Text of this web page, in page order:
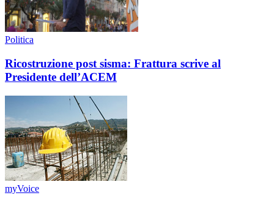
Politica
Ricostruzione post sisma: Frattura scrive al
Presidente dell’ACEM
myVoice